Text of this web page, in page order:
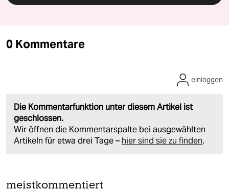
0 Kommentare
Die Kommentarfunktion unter diesem Artikel ist
geschlossen.
Wir öffnen die Kommentarspalte bei ausgewählten
Artikeln für etwa drei Tage – hier sind sie zu finden.
einloggen
meistkommentiert